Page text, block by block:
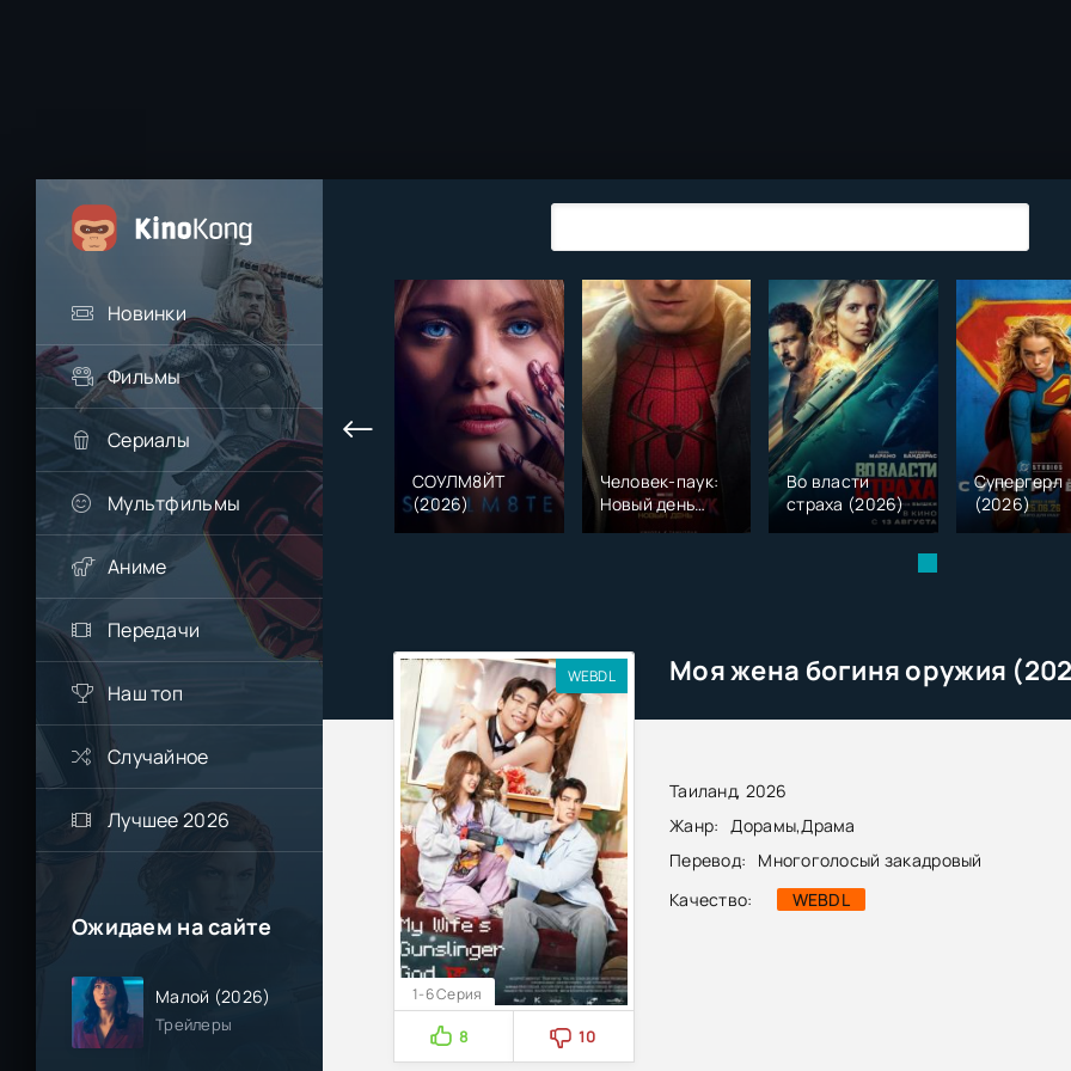
Новинки
Фильмы
Сериалы
Мультфильмы
Аниме
Передачи
Наш топ
Случайное
Лучшее 2026
Ожидаем на сайте
Малой (2026)
Трейлеры
СОУЛМ8ЙТ
(2026)
Человек-паук:
Новый день
(2026)
Во власти
страха (2026)
Супергерл
(2026)
Моя жена богиня оружия
Таиланд, 2026
Жанр:
Дорамы,Драма
Перевод:
Многоголосый закадровый
Качество:
WEBDL
WEBDL
1-6 Серия
8
10